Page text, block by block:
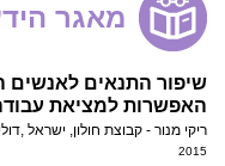
מאגר
שיפור התנאים לאנשים
האפשרות למציאת
ריקי מנור - קבוצת חולון, ישראל
2015